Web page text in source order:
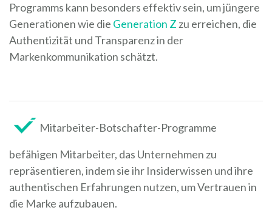
Programms kann besonders effektiv sein, um jüngere
Generationen wie die Generation Z zu erreichen, die
Authentizität und Transparenz in der
Markenkommunikation schätzt.
Mitarbeiter-Botschafter-Programme
befähigen Mitarbeiter, das Unternehmen zu
repräsentieren, indem sie ihr Insiderwissen und ihre
authentischen Erfahrungen nutzen, um Vertrauen in
die Marke aufzubauen.